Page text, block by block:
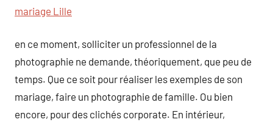
mariage Lille
en ce moment, solliciter un professionnel de la
photographie ne demande, théoriquement, que peu de
temps. Que ce soit pour réaliser les exemples de son
mariage, faire un photographie de famille. Ou bien
encore, pour des clichés corporate. En intérieur,